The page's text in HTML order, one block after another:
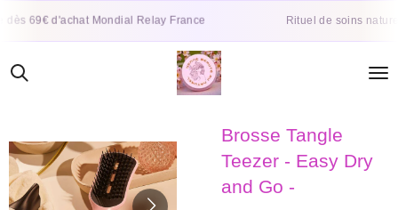
69€ d'achat Mondial Relay France Rituel de soins
Passer
contenu
Brosse Tangle
Teezer - Easy Dry
and Go -